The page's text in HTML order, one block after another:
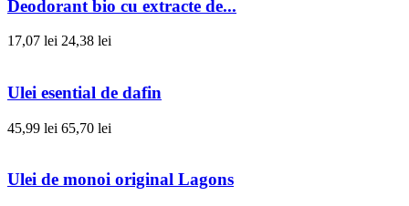
Deodorant bio cu extracte de...
17,07 lei 24,38 lei
Ulei esential de dafin
45,99 lei 65,70 lei
Ulei de monoi original Lagons